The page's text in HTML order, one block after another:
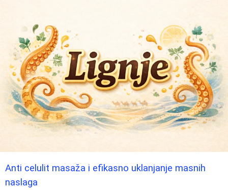
Anti celulit masaža i efikasno uklanjanje masnih
naslaga